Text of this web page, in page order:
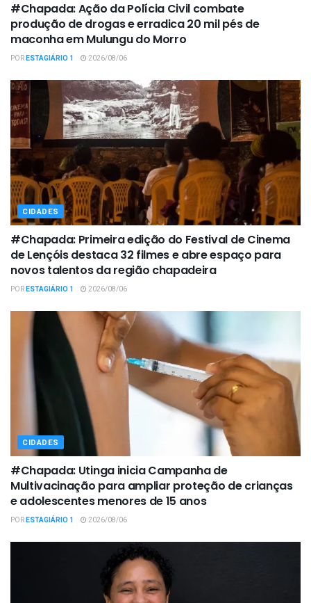
#Chapada: Ação da Polícia Civil combate
produção de drogas e erradica 20 mil pés de
maconha em Mulungu do Morro
PORESTAGIÁRIO 1 2026/08/06
CIDADES
#Chapada: Primeira edição do Festival de Cinema
de Lençóis destaca 32 filmes e abre espaço para
novos talentos da região chapadeira
PORESTAGIÁRIO 1 2026/08/06
CIDADES
#Chapada: Utinga inicia Campanha de
Multivacinação para ampliar proteção de crianças
e adolescentes menores de 15 anos
PORESTAGIÁRIO 1 2026/08/06